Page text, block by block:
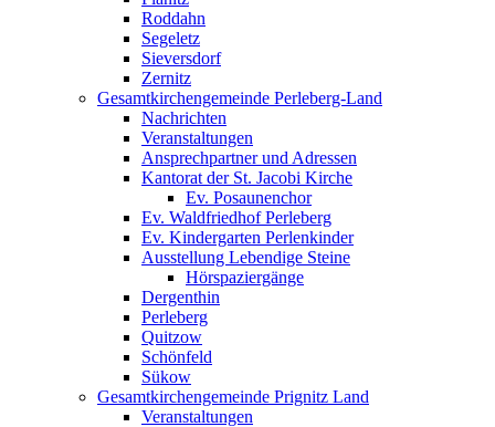
Roddahn
Segeletz
Sieversdorf
Zernitz
Gesamtkirchengemeinde Perleberg-Land
Nachrichten
Veranstaltungen
Ansprechpartner und Adressen
Kantorat der St. Jacobi Kirche
Ev. Posaunenchor
Ev. Waldfriedhof Perleberg
Ev. Kindergarten Perlenkinder
Ausstellung Lebendige Steine
Hörspaziergänge
Dergenthin
Perleberg
Quitzow
Schönfeld
Sükow
Gesamtkirchengemeinde Prignitz Land
Veranstaltungen